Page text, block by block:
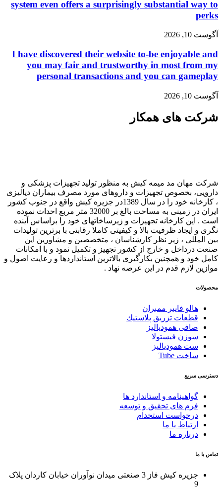
system even offers a surprisingly substantial way to
perks
آگوست 10, 2026
I have discovered their website to-be enjoyable and
you may fair and trustworthy in most from my
personal transactions and you can gameplay
آگوست 10, 2026
شرکت های همکار
شرکت مهان مد میمه کیش به منظور تولید تجهیزات پزشکی و
دارویی، بخصوص تجهیزات و داروهای مورد مصرف بیماران دیالیزی
، کارخانه خود را در سال 1389در جزیره کیش واقع در جنوب کشور
ایران در زمینی به مساحت بالغ بر 32000 متر مربع احداث نموده
است . این کارخانه تجهیزات و زیرساخاتهای خود را براساس آینده
نگری و ایجاد ظرفیت بالا و کیفیتی کاملا رقابتی با برترین تولیدات
بین المللی ، زیر نظر کارشناسان ، متخصصین و مشاورین این
صنعت درداخل و خارج از کشور تجهیز و تکمیل نمود و با امکانات
کامل خود و همچنین بکارگیری بالاترین استانداردها و رعایت اصول و
موازین لازم قدم در این عرصه نهاد .
محصولات
هالو فایبر ممبران
قطعات تزريق پلاستيك
صافی همودیالیز
سوزن فیستولا
ست همودیالیز
ساخت Tube
دسترسی سریع
گواهینامه و استاندارد ها
فرم های تحقیق و توسعه
درخواست استخدام
ارتباط با ما
درباره ما
تماس با ما
جزیره کیش فاز 3 صنعتی میدان نوآوران خیابان کاردان پلاک
9